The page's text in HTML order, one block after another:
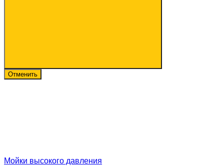
Отменить
Мойки высокого давления